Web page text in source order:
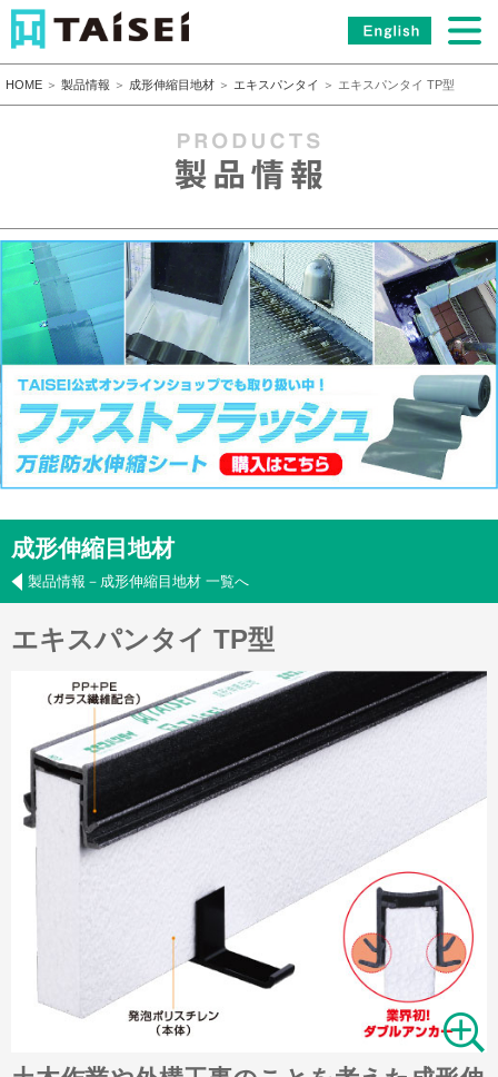
HOME ＞ 製品情報 ＞ 成形伸縮目地材 ＞ エキスパンタイ ＞ エキスパンタイ TP型
成形伸縮目地材
製品情報－成形伸縮目地材 一覧へ
エキスパンタイ TP型